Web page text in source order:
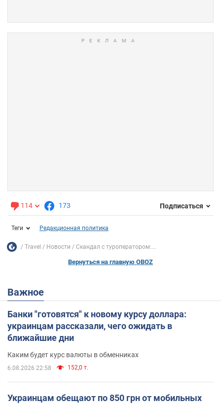
114 173 Подписаться
Теги Редакционная политика
Travel Новости Скандал с туроператором:...
Вернуться на главную OBOZ
Важное
Банки "готовятся" к новому курсу доллара:
украинцам рассказали, чего ожидать в
ближайшие дни
Каким будет курс валюты в обменниках
6.08.2026 22:58 152,0 т.
Украинцам обещают по 850 грн от мобильных